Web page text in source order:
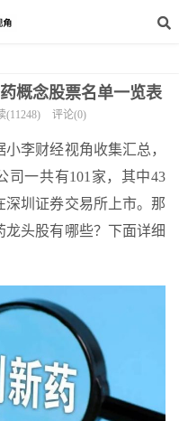
概念股票名单一览表
(11248) 评论(0)
李财经视角收集汇总，
司一共有101家，其中43
深圳证券交易所上市。那
头股有哪些？下面详细